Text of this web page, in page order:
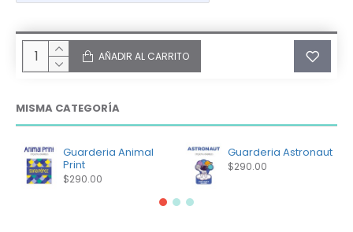
AÑADIR AL CARRITO
MISMA CATEGORÍA
Guarderia Animal
Print
$290.00
Guarderia Astronaut
$290.00